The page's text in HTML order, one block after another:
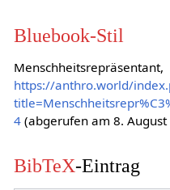
Bluebook-Stil
Menschheitsrepräsentant,
https://anthro.world/
4(abgerufen am 8. August
BibTeX-Eintrag